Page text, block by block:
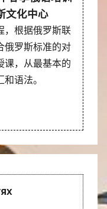
文化中心
，根据俄罗斯联
俄罗斯标准的对
课，从最基本的
语法。